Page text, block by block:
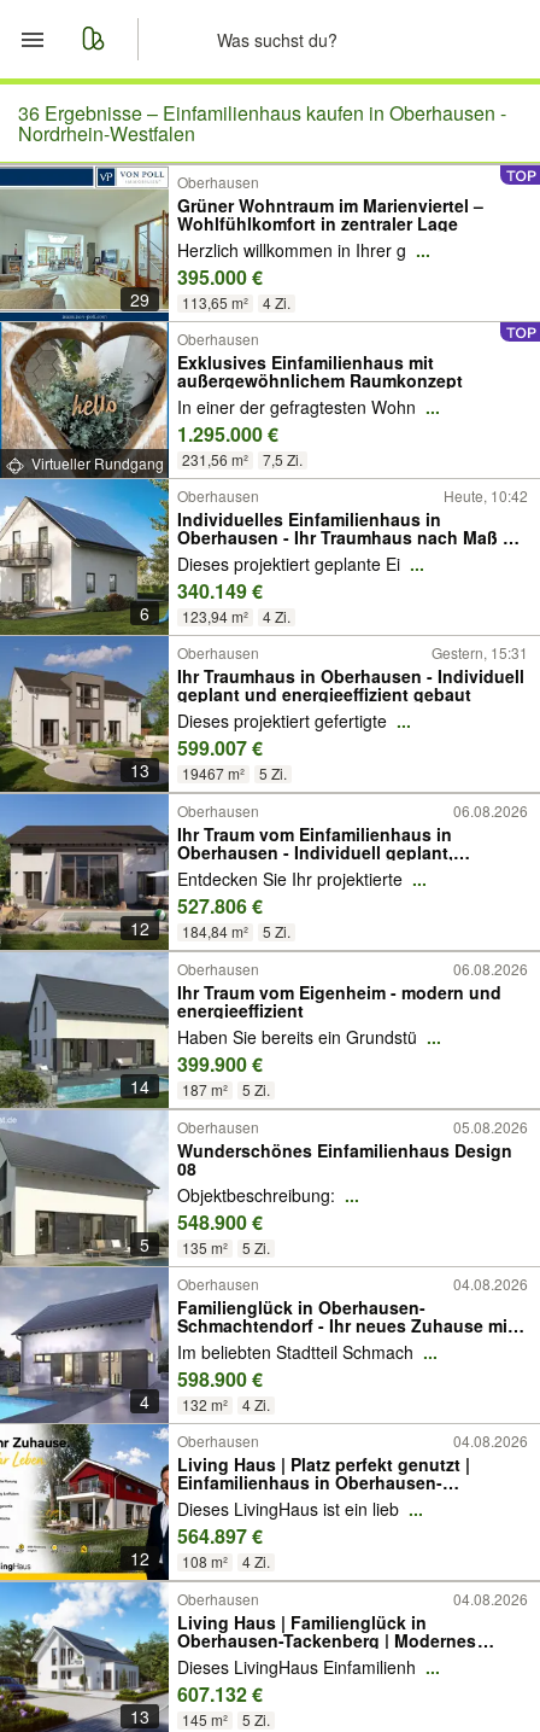
Start
Merkliste
Nachrichten
Anzeige aufgeben
36 Ergebnisse – Einfamilienhaus kaufen in Oberhausen -
Nordrhein-Westfalen
29
Oberhausen
Grüner Wohntraum im Marienviertel –
Wohlfühlkomfort in zentraler Lage
Herzlich willkommen in Ihrer g ...
395.000 €
113,65 m² 4 Zi.
Virtueller Rundgang
Oberhausen
Exklusives Einfamilienhaus mit
außergewöhnlichem Raumkonzept
In einer der gefragtesten Wohn ...
1.295.000 €
231,56 m² 7,5 Zi.
6
Oberhausen Heute, 10:42
Individuelles Einfamilienhaus in
Oberhausen - Ihr Traumhaus nach Maß mit
allkauf
Dieses projektiert geplante Ei ...
340.149 €
123,94 m² 4 Zi.
13
Oberhausen Gestern, 15:31
Ihr Traumhaus in Oberhausen - Individuell
geplant und energieeffizient gebaut
Dieses projektiert gefertigte ...
599.007 €
19467 m² 5 Zi.
12
Oberhausen 06.08.2026
Ihr Traum vom Einfamilienhaus in
Oberhausen - Individuell geplant,
nachhaltig gebaut
Entdecken Sie Ihr projektierte ...
527.806 €
184,84 m² 5 Zi.
14
Oberhausen 06.08.2026
Ihr Traum vom Eigenheim - modern und
energieeffizient
Haben Sie bereits ein Grundstü ...
399.900 €
187 m² 5 Zi.
5
Oberhausen 05.08.2026
Wunderschönes Einfamilienhaus Design
08
Objektbeschreibung: ...
548.900 €
135 m² 5 Zi.
4
Oberhausen 04.08.2026
Familienglück in Oberhausen-
Schmachtendorf - Ihr neues Zuhause mit
Freiraum
Im beliebten Stadtteil Schmach ...
598.900 €
132 m² 4 Zi.
12
Oberhausen 04.08.2026
Living Haus | Platz perfekt genutzt |
Einfamilienhaus in Oberhausen-
Tackenberg | KfW 40 & QNG
Dieses LivingHaus ist ein lieb ...
564.897 €
108 m² 4 Zi.
13
Oberhausen 04.08.2026
Living Haus | Familienglück in
Oberhausen-Tackenberg | Modernes
Einfamilienhaus | KfW 40 & QNG
Dieses LivingHaus Einfamilienh ...
607.132 €
145 m² 5 Zi.